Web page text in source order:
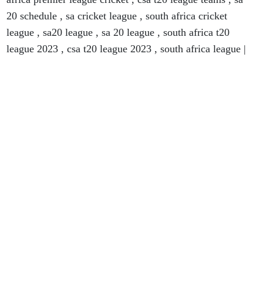
20 schedule , sa cricket league , south africa cricket
league , sa20 league , sa 20 league , south africa t20
league 2023 , csa t20 league 2023 , south africa league |